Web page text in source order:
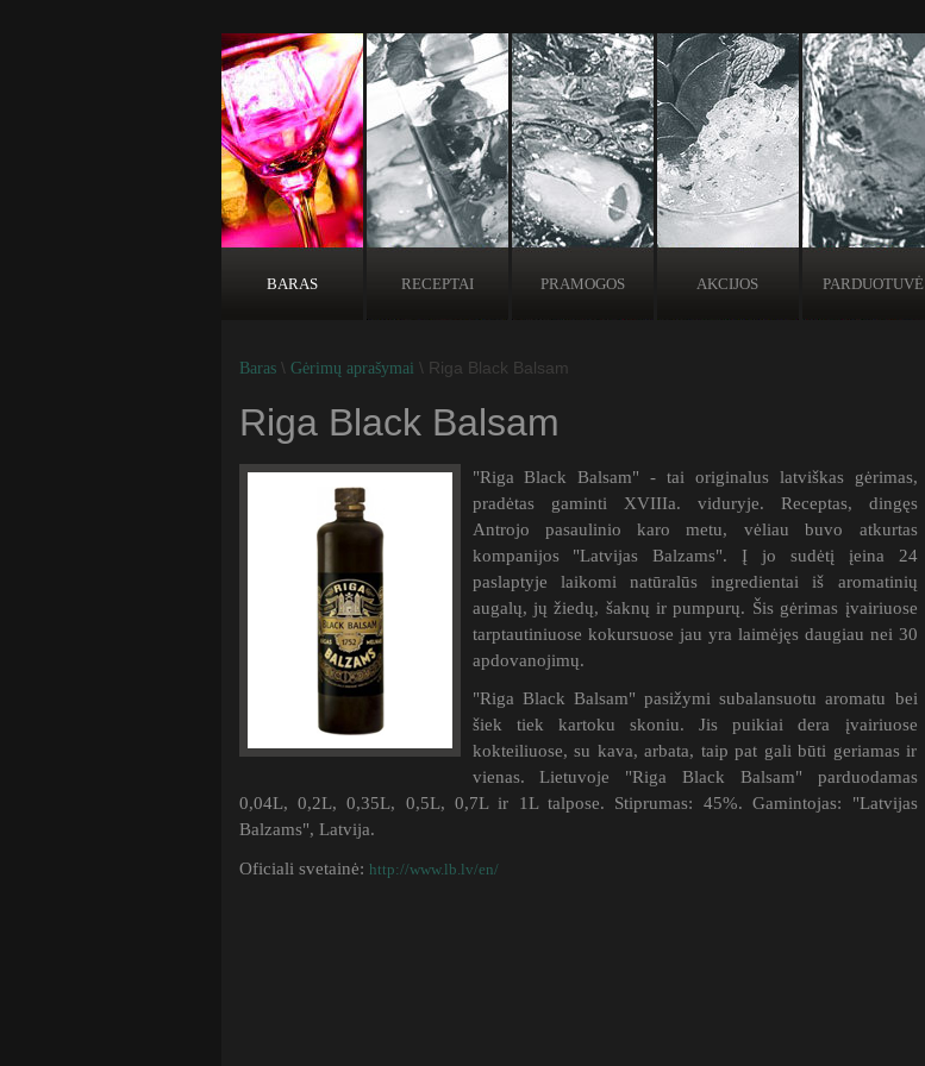
BARAS RECEPTAI PRAMOGOS AKCIJOS PARDUOTUVĖ
Baras\ Gėrimų aprašymai \ Riga Black Balsam
Riga Black Balsam
"Riga Black Balsam" - tai originalus latviškas gėrimas,
pradėtas gaminti XVIIIa. viduryje. Receptas, dingęs
Antrojo pasaulinio karo metu, vėliau buvo atkurtas
kompanijos "Latvijas Balzams". Į jo sudėtį įeina 24
paslaptyje laikomi natūralūs ingredientai iš aromatinių
augalų, jų žiedų, šaknų ir pumpurų. Šis gėrimas įvairiuose
tarptautiniuose kokursuose jau yra laimėjęs daugiau nei 30
apdovanojimų.
"Riga Black Balsam" pasižymi subalansuotu aromatu bei
šiek tiek kartoku skoniu. Jis puikiai dera įvairiuose
kokteiliuose, su kava, arbata, taip pat gali būti geriamas ir
vienas. Lietuvoje "Riga Black Balsam" parduodamas
0,04L, 0,2L, 0,35L, 0,5L, 0,7L ir 1L talpose. Stiprumas: 45%. Gamintojas: "Latvijas
Balzams", Latvija.
Oficiali svetainė: http://www.lb.lv/en/